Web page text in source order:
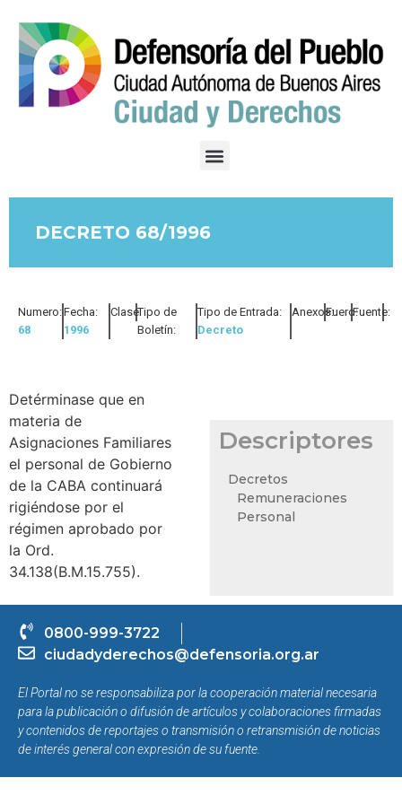
DECRETO 68/1996
Numero:
68
Fecha:
1996
Clase:Tipo de
Boletín:
Tipo de Entrada:
Decreto
Anexos:Fuero:Fuente:
Detérminase que en
materia de
Asignaciones Familiares
el personal de Gobierno
de la CABA continuará
rigiéndose por el
régimen aprobado por
la Ord.
34.138(B.M.15.755).
Descriptores
Decretos
Remuneraciones
Personal
0800-999-3722
ciudadyderechos@defensoria.org.ar
El Portal no se responsabiliza por la cooperación material necesaria
para la publicación o difusión de artículos y colaboraciones firmadas
y contenidos de reportajes o transmisión o retransmisión de noticias
de interés general con expresión de su fuente.